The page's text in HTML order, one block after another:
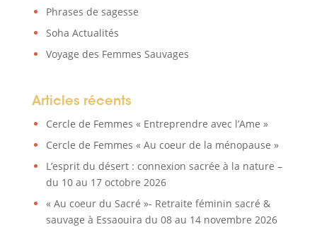
Phrases de sagesse
Soha Actualités
Voyage des Femmes Sauvages
Articles récents
Cercle de Femmes « Entreprendre avec l’Ame »
Cercle de Femmes « Au coeur de la ménopause »
L’esprit du désert : connexion sacrée à la nature –
du 10 au 17 octobre 2026
« Au coeur du Sacré »- Retraite féminin sacré &
sauvage à Essaouira du 08 au 14 novembre 2026